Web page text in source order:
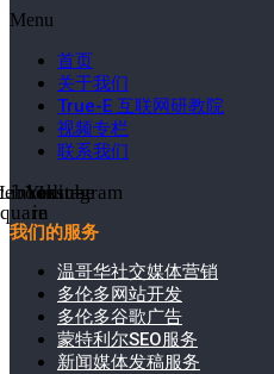
Menu
首页
关于我们
True-E 互联网研教院
视频专栏
联系我们
in
Youtube
Instagram
我们的服务
温哥华社交媒体营销
多伦多网站开发
多伦多谷歌广告
蒙特利尔SEO服务
新闻媒体发稿服务